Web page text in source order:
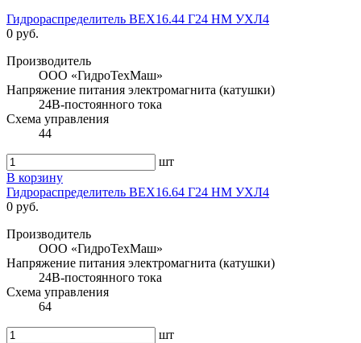
Гидрораспределитель ВЕХ16.44 Г24 НМ УХЛ4
0 руб.
Производитель
ООО «ГидроТехМаш»
Напряжение питания электромагнита (катушки)
24В-постоянного тока
Схема управления
44
шт
В корзину
Гидрораспределитель ВЕХ16.64 Г24 НМ УХЛ4
0 руб.
Производитель
ООО «ГидроТехМаш»
Напряжение питания электромагнита (катушки)
24В-постоянного тока
Схема управления
64
шт